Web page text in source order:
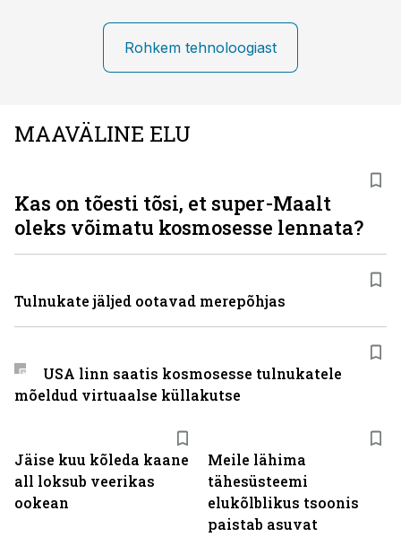
Rohkem tehnoloogiast
MAAVÄLINE ELU
Jäise kuu kõleda kaane
all loksub veerikas
ookean
Meile lähima
tähesüsteemi
elukõlblikus tsoonis
paistab asuvat
Kas on tõesti tõsi, et super-Maalt
oleks võimatu kosmosesse lennata?
Tulnukate jäljed ootavad merepõhjas
USA linn saatis kosmosesse tulnukatele
mõeldud virtuaalse küllakutse